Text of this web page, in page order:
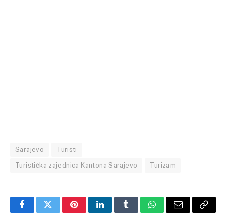
Sarajevo Turisti
Turistička zajednica Kantona Sarajevo Turizam
FacebookTwitterPinterestLinkedInTumblrWhatsApp
Email Copy